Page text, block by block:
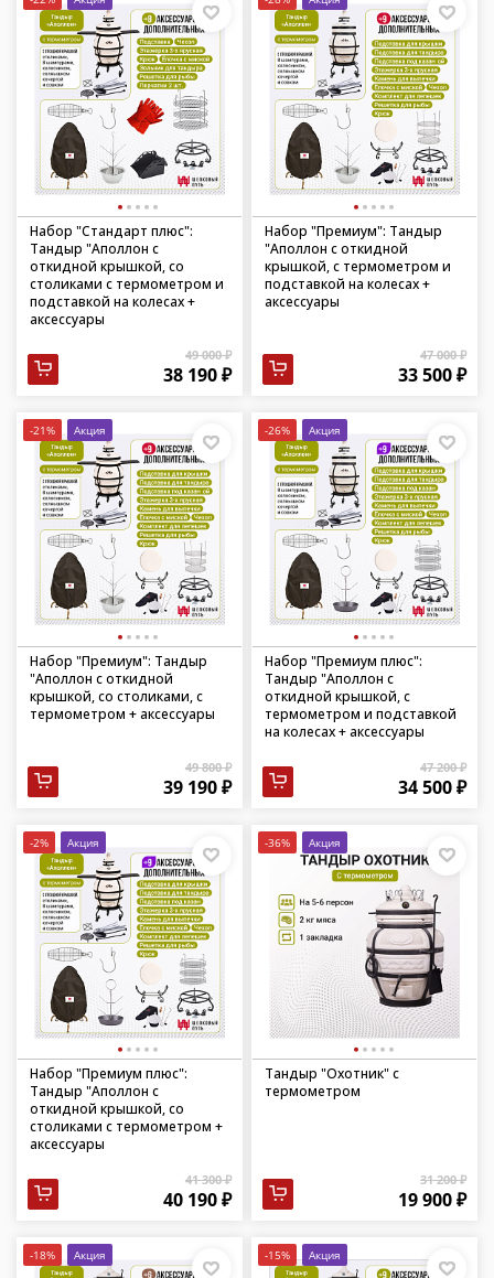
Набор "Стандарт плюс":
Тандыр "Аполлон с
откидной крышкой, со
столиками с термометром и
подставкой на колесах +
аксессуары
49 000 ₽
38 190 ₽
Набор "Премиум": Тандыр
"Аполлон с откидной
крышкой, с термометром и
подставкой на колесах +
аксессуары
47 000 ₽
33 500 ₽
-21% Акция
Набор "Премиум": Тандыр
"Аполлон с откидной
крышкой, со столиками, с
термометром + аксессуары
49 800 ₽
39 190 ₽
-26% Акция
Набор "Премиум плюс":
Тандыр "Аполлон с
откидной крышкой, с
термометром и подставкой
на колесах + аксессуары
47 200 ₽
34 500 ₽
-2% Акция
Набор "Премиум плюс":
Тандыр "Аполлон с
откидной крышкой, со
столиками с термометром +
аксессуары
41 300 ₽
40 190 ₽
-36% Акция
Тандыр "Охотник" с
термометром
31 200 ₽
19 900 ₽
-18% Акция -15% Акция